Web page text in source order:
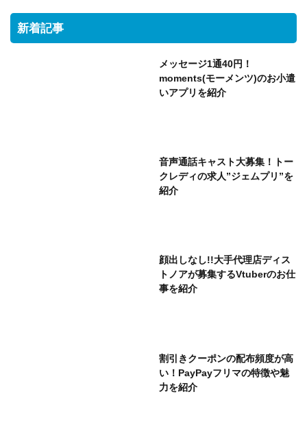
新着記事
メッセージ1通40円！
moments(モーメンツ)のお小遣
いアプリを紹介
音声通話キャスト大募集！トー
クレディの求人”ジェムプリ”を
紹介
顔出しなし!!大手代理店ディス
トノアが募集するVtuberのお仕
事を紹介
割引きクーポンの配布頻度が高
い！PayPayフリマの特徴や魅
力を紹介